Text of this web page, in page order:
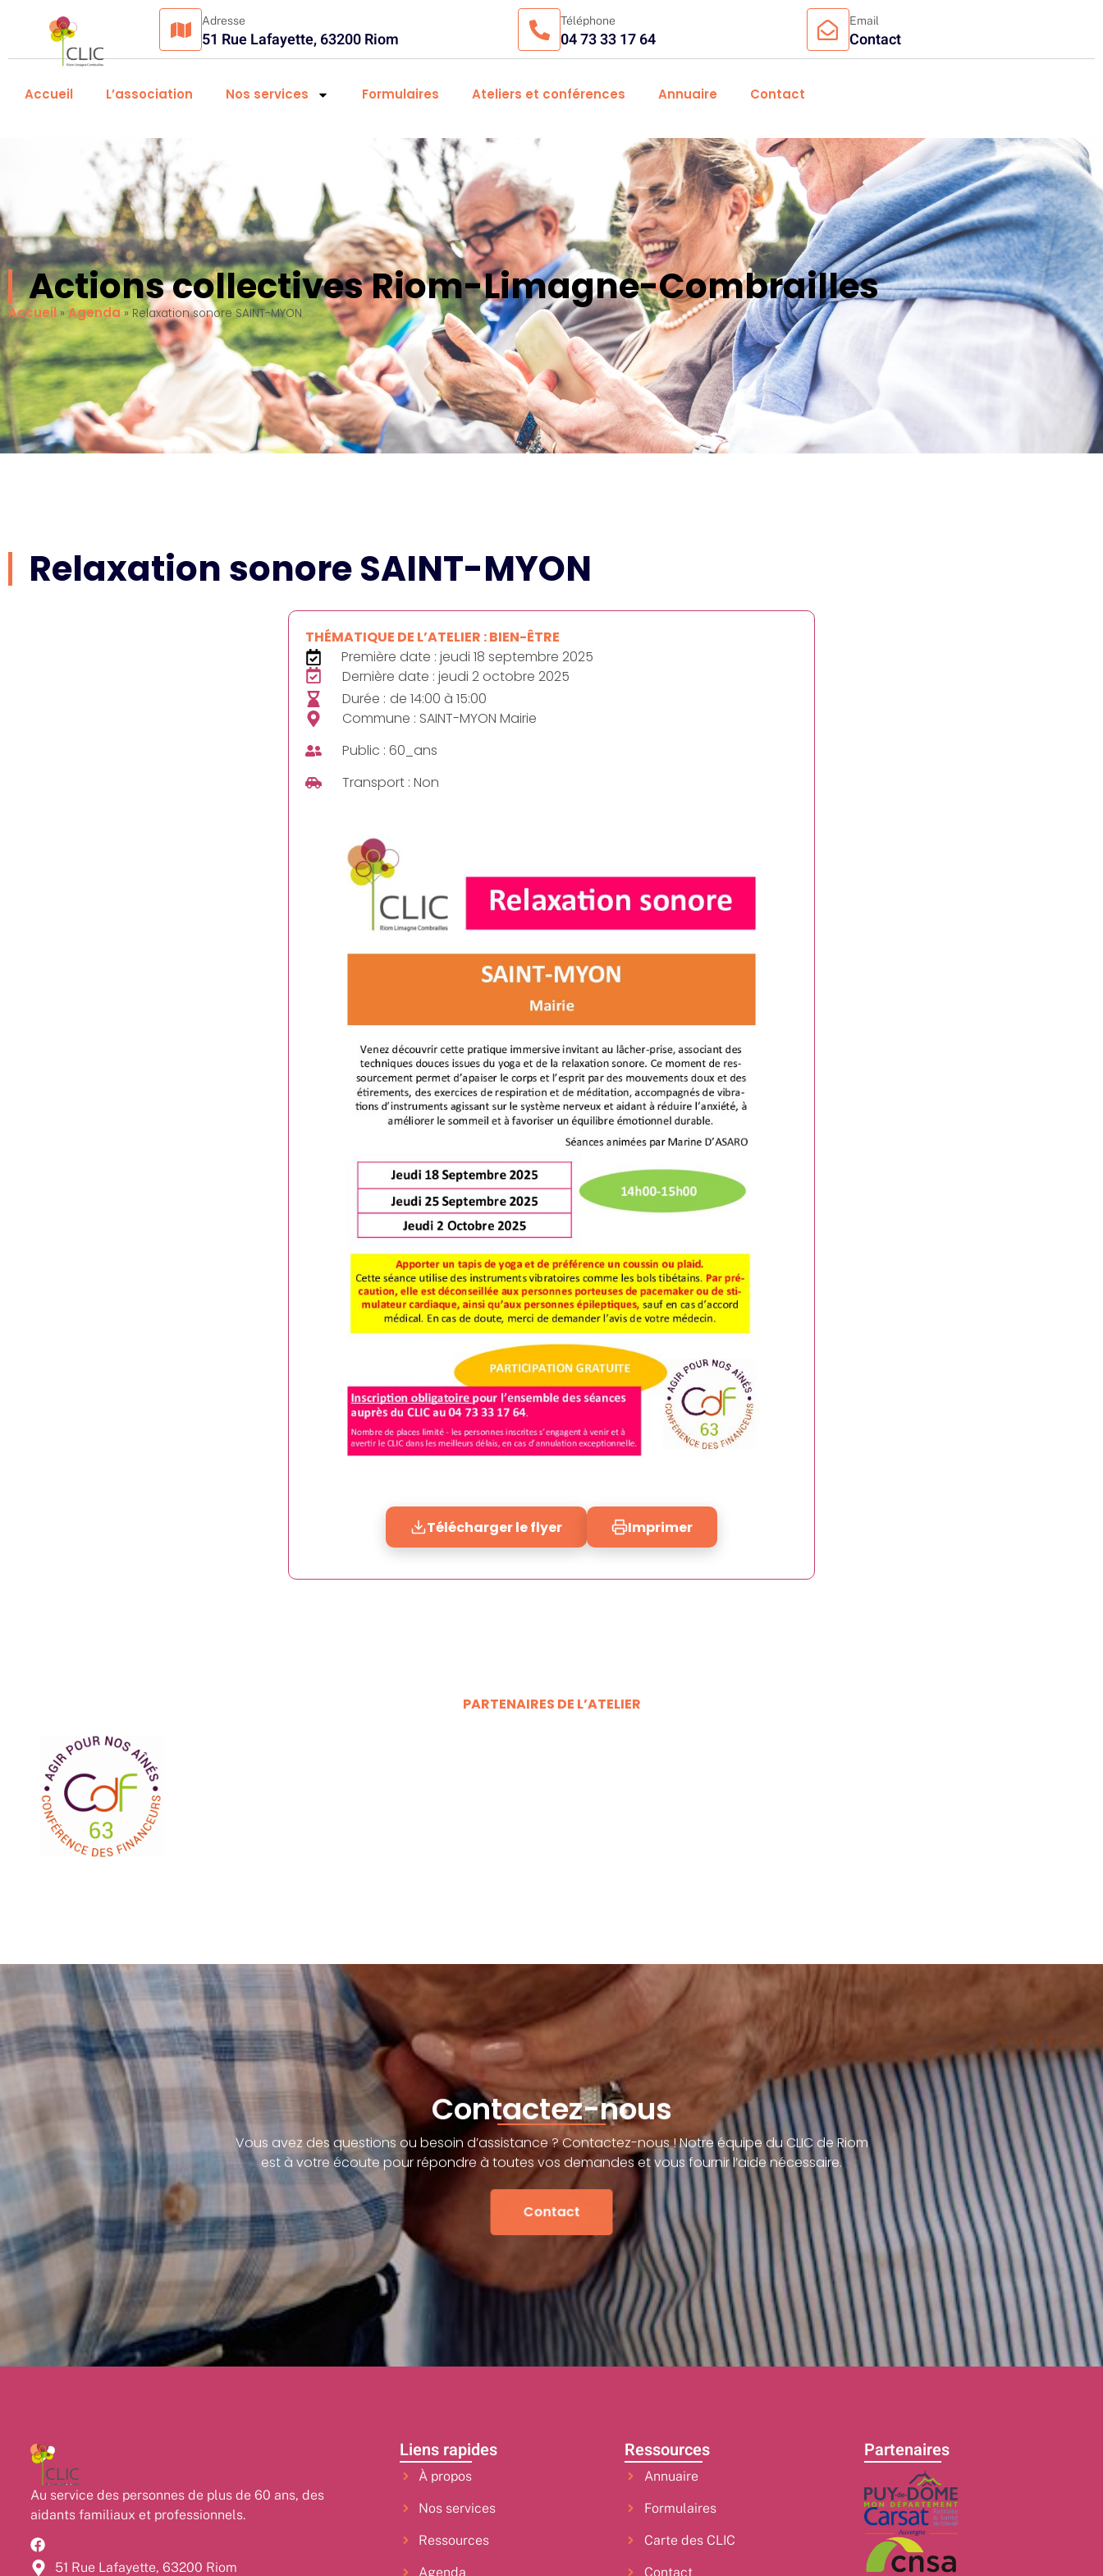
Adresse
51 Rue Lafayette, 63200 Riom
Téléphone
04 73 33 17 64
Email
Contact
Accueil L’association Nos services Formulaires Ateliers et conférences Annuaire Contact
Actions collectives Riom-Limagne-Combrailles
Accueil » Agenda» Relaxation sonore SAINT-MYON
Relaxation sonore SAINT-MYON
THÉMATIQUE DE L’ATELIER : BIEN-ÊTRE
Première date : jeudi 18 septembre 2025
Dernière date : jeudi 2 octobre 2025
Durée : de 14:00 à 15:00
Commune : SAINT-MYON Mairie
Public : 60_ans
Transport : Non
Télécharger le flyer Imprimer
PARTENAIRES DE L’ATELIER
Contactez-nous
Vous avez des questions ou besoin d’assistance ? Contactez-nous ! Notre équipe du CLIC de Riom
est à votre écoute pour répondre à toutes vos demandes et vous fournir l’aide nécessaire.
Contact
Au service des personnes de plus de 60 ans, des
aidants familiaux et professionnels.
51 Rue Lafayette, 63200 Riom
Liens rapides
À propos
Nos services
Ressources
Agenda
Ressources
Annuaire
Formulaires
Carte des CLIC
Contact
Partenaires